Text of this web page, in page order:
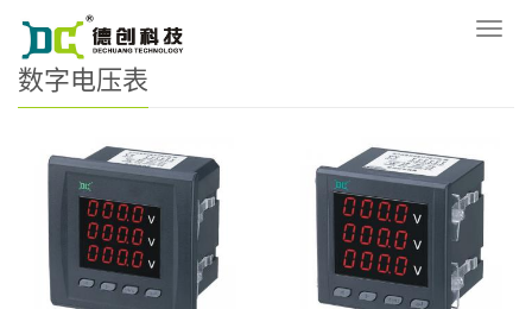
导
您的位置：网站首页
数字电压表